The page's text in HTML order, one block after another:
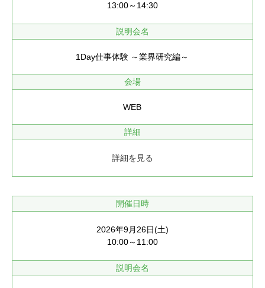
13:00～14:30
説明会名
1Day仕事体験 ～業界研究編～
会場
WEB
詳細
詳細を見る
開催日時
2026年9月26日(土)
10:00～11:00
説明会名